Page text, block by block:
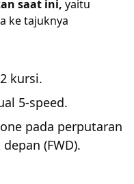
saat ini, yaitu
ke tajuknya
kursi.
5-speed.
pada perputaran
(FWD).